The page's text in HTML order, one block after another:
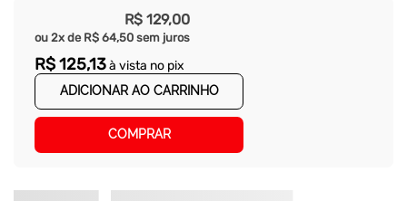
R$ 129,00
ou 2x de R$ 64,50 sem juros
R$125,13à vista no pix
ADICIONAR AO CARRINHO
COMPRAR